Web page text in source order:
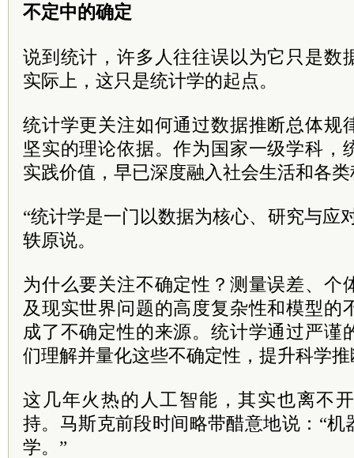
不定中的确定
说到统计，许多人往往误以为它只是数
实际上，这只是统计学的起点。
统计学更关注如何通过数据推断总体规
坚实的理论依据。作为国家一级学科，
实践价值，早已深度融入社会生活和各
“统计学是一门以数据为核心、研究与应
轶原说。
为什么要关注不确定性？测量误差、个
及现实世界问题的高度复杂性和模型的
成了不确定性的来源。统计学通过严谨
们理解并量化这些不确定性，提升科学
这几年火热的人工智能，其实也离不
持。马斯克前段时间略带醋意地说：“
学。”